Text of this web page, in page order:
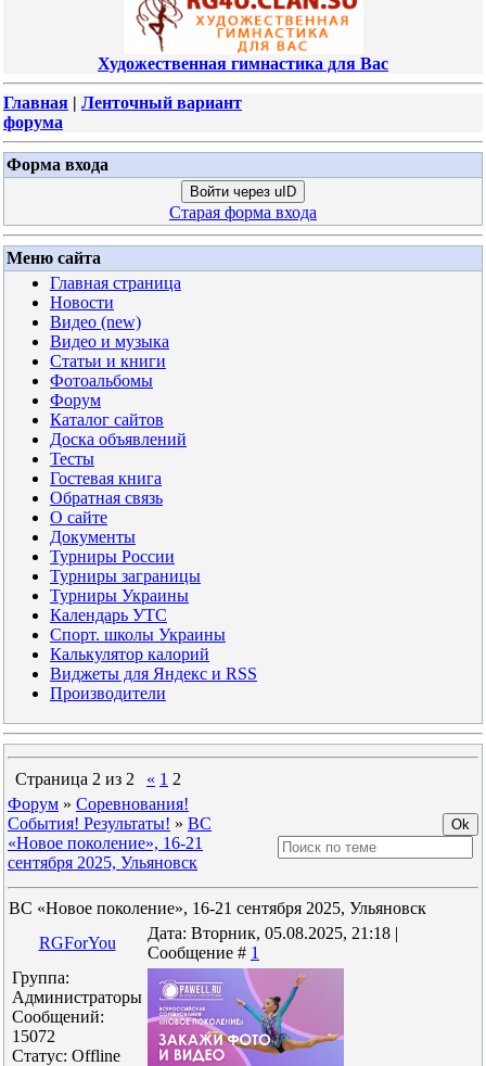
Художественная гимнастика для Вас
Главная | Ленточный вариант
форума
Форма входа
Войти через uID
Старая форма входа
Меню сайта
Главная страница
Новости
Видео (new)
Видео и музыка
Статьи и книги
Фотоальбомы
Форум
Каталог сайтов
Доска объявлений
Тесты
Гостевая книга
Обратная связь
О сайте
Документы
Турниры России
Турниры заграницы
Турниры Украины
Календарь УТС
Спорт. школы Украины
Калькулятор калорий
Виджеты для Яндекс и RSS
Производители
Страница 2 из 2 « 1 2
Форум » Соревнования!
События! Результаты! » ВС
«Новое поколение», 16-21
сентября 2025, Ульяновск
ВС «Новое поколение», 16-21 сентября 2025, Ульяновск
RGForYou
Дата: Вторник, 05.08.2025, 21:18 |
Сообщение # 1
Группа:
Администраторы
Сообщений:
15072
Статус: Offline